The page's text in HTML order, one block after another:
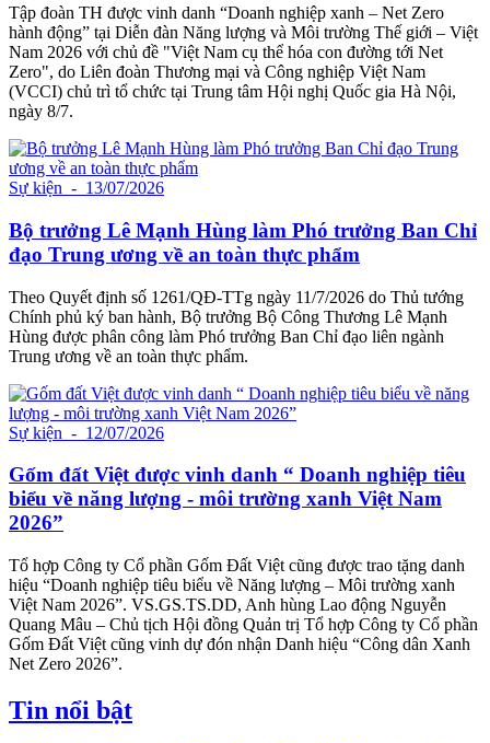
Tập đoàn TH được vinh danh “Doanh nghiệp xanh – Net Zero
hành động” tại Diễn đàn Năng lượng và Môi trường Thế giới – Việt
Nam 2026 với chủ đề "Việt Nam cụ thể hóa con đường tới Net
Zero", do Liên đoàn Thương mại và Công nghiệp Việt Nam
(VCCI) chủ trì tổ chức tại Trung tâm Hội nghị Quốc gia Hà Nội,
ngày 8/7.
Sự kiện - 13/07/2026
Bộ trưởng Lê Mạnh Hùng làm Phó trưởng Ban Chỉ
đạo Trung ương về an toàn thực phẩm
Theo Quyết định số 1261/QĐ-TTg ngày 11/7/2026 do Thủ tướng
Chính phủ ký ban hành, Bộ trưởng Bộ Công Thương Lê Mạnh
Hùng được phân công làm Phó trưởng Ban Chỉ đạo liên ngành
Trung ương về an toàn thực phẩm.
Sự kiện - 12/07/2026
Gốm đất Việt được vinh danh “ Doanh nghiệp tiêu
biểu về năng lượng - môi trường xanh Việt Nam
2026”
Tổ hợp Công ty Cổ phần Gốm Đất Việt cũng được trao tặng danh
hiệu “Doanh nghiệp tiêu biểu về Năng lượng – Môi trường xanh
Việt Nam 2026”. VS.GS.TS.DD, Anh hùng Lao động Nguyễn
Quang Mâu – Chủ tịch Hội đồng Quản trị Tổ hợp Công ty Cổ phần
Gốm Đất Việt cũng vinh dự đón nhận Danh hiệu “Công dân Xanh
Net Zero 2026”.
Tin nổi bật